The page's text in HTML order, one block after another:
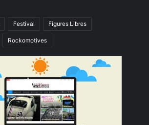
Festival Figures Libres
Rockomotives